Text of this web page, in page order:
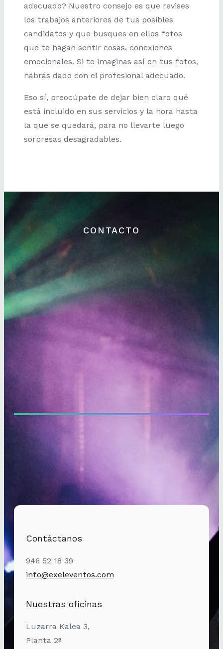
adecuado? Nuestro consejo es que revises
los trabajos anteriores de tus posibles
candidatos y que busques en ellos fotos
que te hagan sentir cosas, conexiones
emocionales. Si te imaginas así en tus fotos,
habrás dado con el profesional adecuado.
Eso sí, preocúpate de dejar bien claro qué
está incluido en sus servicios y la hora hasta
la que se quedará, para no llevarte luego
sorpresas desagradables.
CONTACTO
Contáctanos
946 52 18 39
info@exeleventos.com
Nuestras oficinas
Luzarra Kalea 3,
Planta 2ª